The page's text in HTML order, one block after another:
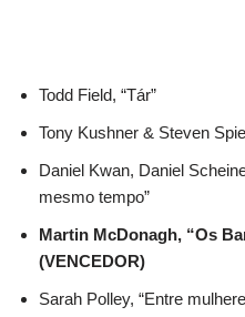
Todd Field, “Tár”
Tony Kushner & Steven
Daniel Kwan, Daniel
mesmo tempo”
Martin McDonagh, “Os
(VENCEDOR)
Sarah Polley, “Entre